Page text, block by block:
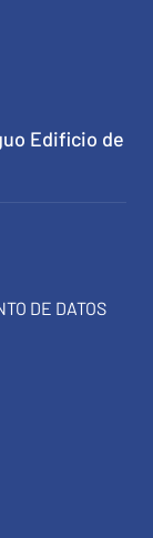
Edificio de
DE DATOS